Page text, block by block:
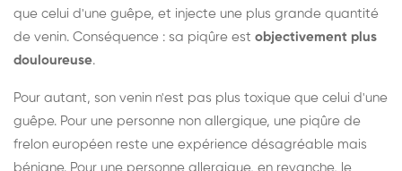
que celui d'une guêpe, et injecte une plus grande quantité
de venin. Conséquence : sa piqûre est objectivement plus
douloureuse.
Pour autant, son venin n'est pas plus toxique que celui d'une
guêpe. Pour une personne non allergique, une piqûre de
frelon européen reste une expérience désagréable mais
bénigne. Pour une personne allergique, en revanche, le